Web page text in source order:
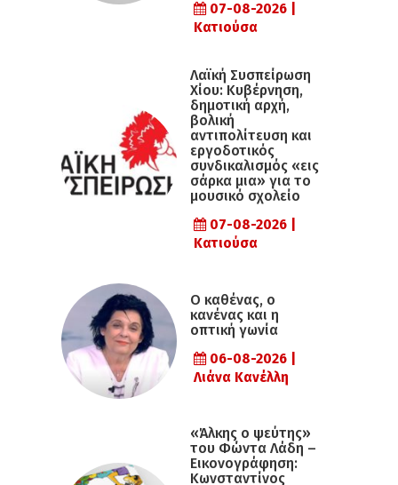
07-08-2026 |
Κατιούσα
Λαϊκή Συσπείρωση
Χίου: Κυβέρνηση,
δημοτική αρχή,
βολική
αντιπολίτευση και
εργοδοτικός
συνδικαλισμός «εις
σάρκα μια» για το
μουσικό σχολείο
07-08-2026 |
Κατιούσα
Ο καθένας, ο
κανένας και η
οπτική γωνία
06-08-2026 |
Λιάνα Κανέλλη
«Άλκης ο ψεύτης»
του Φώντα Λάδη –
Εικονογράφηση:
Κωνσταντίνος